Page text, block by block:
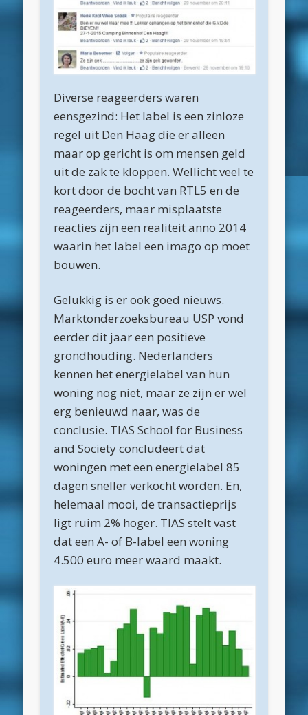
februari 2019
januari 2019
december 2018
november 2018
oktober 2018
september 2018
augustus 2018
juli 2018
mei 2018
april 2018
maart 2018
februari 2018
januari 2018
december 2017
november 2017
oktober 2017
september 2017
augustus 2017
juni 2017
april 2017
maart 2017
februari 2017
oktober 2016
september 2016
augustus 2016
Diverse reageerders waren
eensgezind: Het label is een zinloze
regel uit Den Haag die er alleen
maar op gericht is om mensen geld
uit de zak te kloppen. Wellicht veel te
kort door de bocht van RTL5 en de
reageerders, maar misplaatste
reacties zijn een realiteit anno 2014
waarin het label een imago op moet
bouwen.
Gelukkig is er ook goed nieuws.
Marktonderzoeksbureau USP vond
eerder dit jaar een positieve
grondhouding. Nederlanders
kennen het energielabel van hun
woning nog niet, maar ze zijn er wel
erg benieuwd naar, was de
conclusie. TIAS School for Business
and Society concludeert dat
woningen met een energielabel 85
dagen sneller verkocht worden. En,
helemaal mooi, de transactieprijs
ligt ruim 2% hoger. TIAS stelt vast
dat een A- of B-label een woning
4.500 euro meer waard maakt.